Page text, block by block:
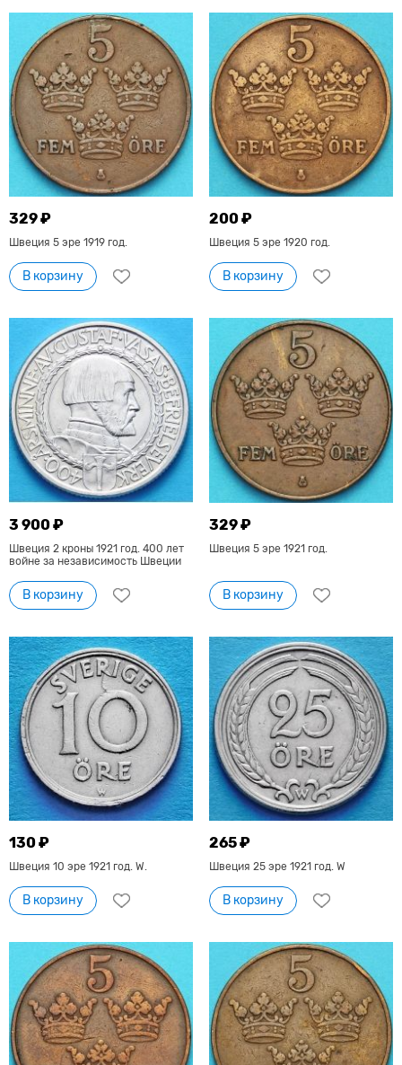
329 ₽
Швеция 5 эре 1919 год.
В корзину
200 ₽
Швеция 5 эре 1920 год.
В корзину
3 900 ₽
Швеция 2 кроны 1921 год. 400 лет
войне за независимость Швеции
В корзину
329 ₽
Швеция 5 эре 1921 год.
В корзину
130 ₽
Швеция 10 эре 1921 год. W.
В корзину
265 ₽
Швеция 25 эре 1921 год. W
В корзину